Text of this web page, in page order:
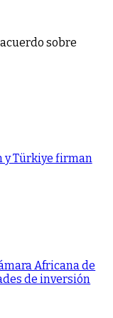
sobre
y Türkiye firman
Africana de
de inversión